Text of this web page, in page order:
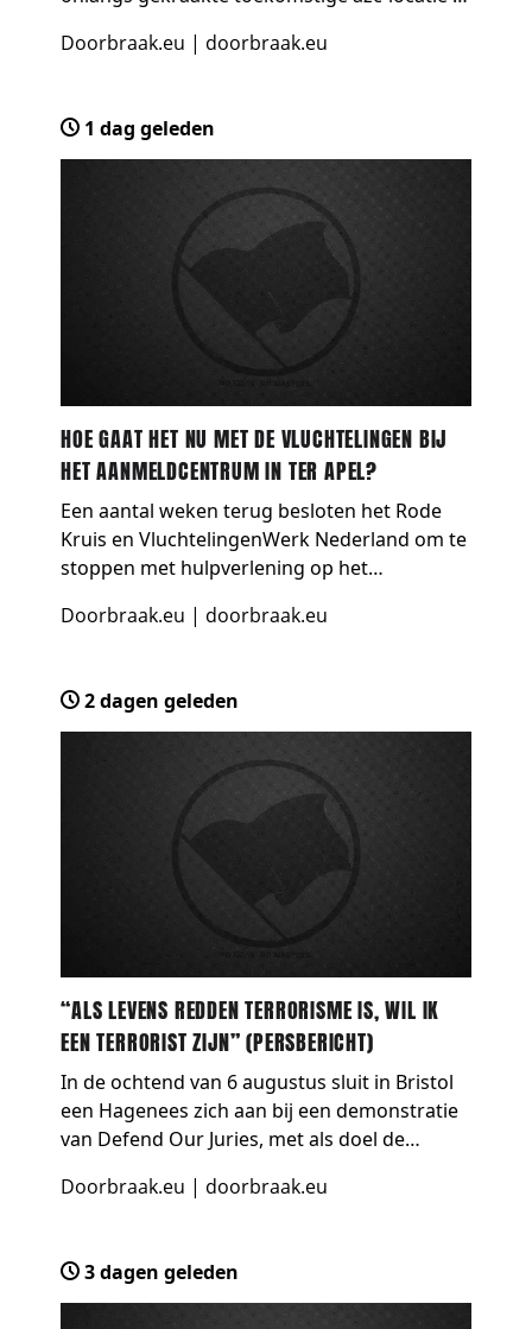
iedereen die onderdak zoekt in leegstaande
Doorbraak.eu | doorbraak.eu
1 dag geleden
HOE GAAT HET NU MET DE VLUCHTELINGEN BIJ
HET AANMELDCENTRUM IN TER APEL?
Een aantal weken terug besloten het Rode
Kruis en VluchtelingenWerk Nederland om te
stoppen met hulpverlening op het
vluchtelingen in Ter Apel. De actie- en
Doorbraak.eu | doorbraak.eu
2 dagen geleden
“ALS LEVENS REDDEN TERRORISME IS, WIL IK
EEN TERRORIST ZIJN” (PERSBERICHT)
In de ochtend van 6 augustus sluit in Bristol
een Hagenees zich aan bij een demonstratie
van Defend Our Juries, met als doel de
merendeel van de terroristen in het Verenigd
Doorbraak.eu | doorbraak.eu
3 dagen geleden